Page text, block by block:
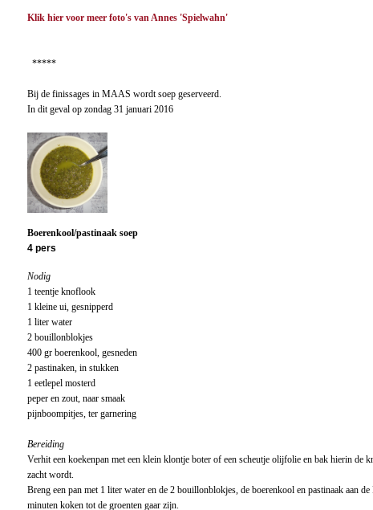
Klik hier voor meer foto's van Annes 'Spielwahn'
*****
Bij de finissages in MAAS wordt soep geserveerd.
In dit geval op zondag 31 januari 2016
Boerenkool/pastinaak soep
4 pers
Nodig
1 teentje knoflook
1 kleine ui, gesnipperd
1 liter water
2 bouillonblokjes
400 gr boerenkool, gesneden
2 pastinaken, in stukken
1 eetlepel mosterd
peper en zout, naar smaak
pijnboompitjes, ter garnering
Bereiding
Verhit een koekenpan met een klein klontje boter of een scheutje olijfolie en bak hierin de
zacht wordt.
Breng een pan met 1 liter water en de 2 bouillonblokjes, de boerenkool en pastinaak aan
minuten koken tot de groenten gaar zijn.